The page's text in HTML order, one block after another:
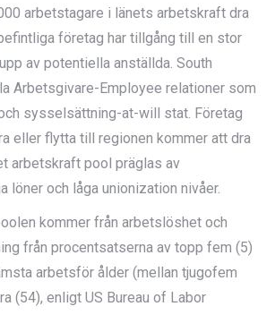
arbetstagare i länets arbetskraft dra
företag har tillgång till en stor
av potentiella anställda. South
Arbetsgivare-Employee relationer som
sysselsättning-at-will stat. Företag
eller flytta till regionen kommer att dra
arbetskraft pool präglas av
löner och låga unionization nivåer.
kommer från arbetslöshet och
från procentsatserna av topp fem (5)
arbetsför ålder (mellan tjugofem
(54), enligt US Bureau of Labor